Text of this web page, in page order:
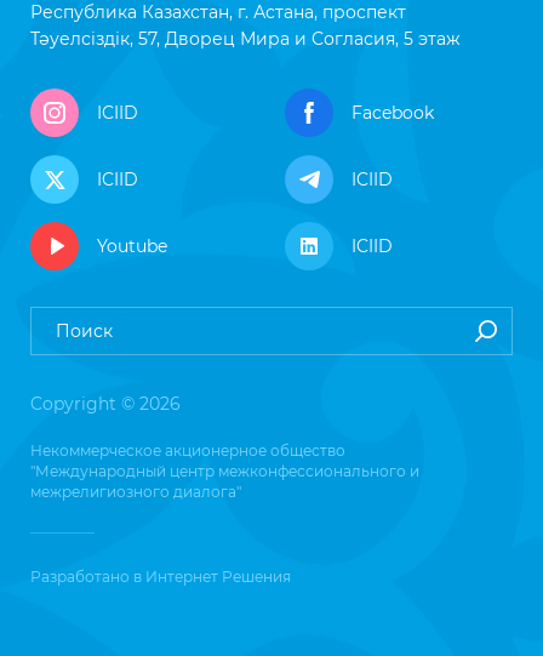
Республика Казахстан, г. Астана, проспект
Тәуелсіздік, 57, Дворец Мира и Согласия, 5 этаж
ICIID Facebook
ICIID ICIID
Youtube ICIID
Copyright © 2026
Некоммерческое акционерное общество
"Международный центр межконфессионального и
межрелигиозного диалога"
Разработано в Интернет Решения